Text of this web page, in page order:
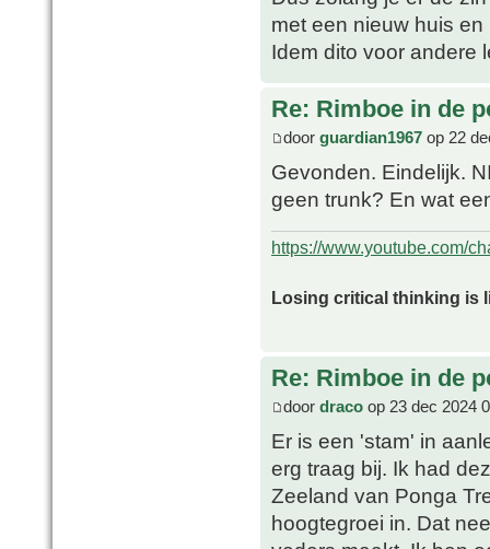
met een nieuw huis
Idem dito voor andere
Re: Rimboe in de
door guardian1967 op 22
Gevonden. Eindelijk.
geen trunk? En wat
https://www.youtube.com/
Losing critical thinking is
Re: Rimboe in de
door draco op 23 dec 2024
Er is een 'stam' in
erg traag bij. Ik had
Zeeland van Ponga
hoogtegroei in. Dat